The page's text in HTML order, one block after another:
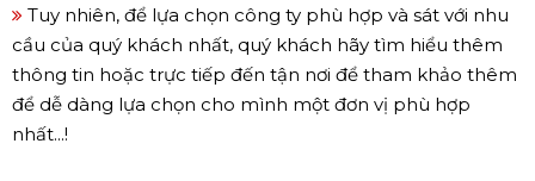
Tuy nhiên, để lựa chọn công ty phù hợp và sát với nhu
cầu của quý khách nhất, quý khách hãy tìm hiểu thêm
thông tin hoặc trực tiếp đến tận nơi để tham khảo thêm
để dễ dàng lựa chọn cho mình một đơn vị phù hợp
nhất...!